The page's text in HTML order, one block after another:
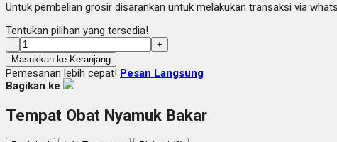
Untuk pembelian grosir disarankan untuk melakukan transaksi via
Tentukan pilihan yang tersedia!
-
+
Masukkan ke Keranjang
Pemesanan lebih cepat! Pesan Langsung
Bagikan ke
Tempat Obat Nyamuk Bakar